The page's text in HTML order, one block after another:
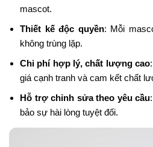
mascot.
Thiết kế độc quyền: Mỗi
không trùng lặp.
Chi phí hợp lý, chất lượng cao
giá cạnh tranh và cam kết chất
Hỗ trợ chỉnh sửa theo yêu cầu
bảo sự hài lòng tuyệt đối.